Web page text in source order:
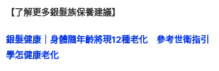
【了解更多銀髮族保養建議】
銀髮健康｜身體隨年齡將現12種老化　參考世衛指引
學怎健康老化